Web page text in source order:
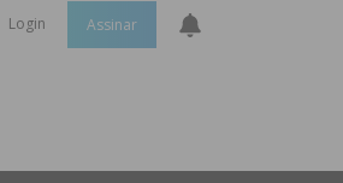
Login Assinar